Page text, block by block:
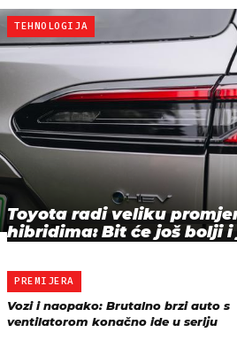
TEHNOLOGIJA
Toyota radi veliku
hibridima: Bit će još bolji
PREMIJERA
Vozi i naopako: Brutalno brzi auto s
ventilatorom konačno ide u seriju